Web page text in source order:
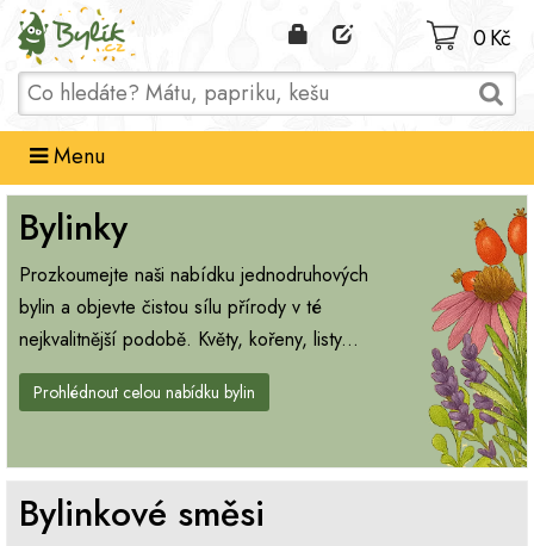
Domů
0 Kč
Menu
Bylinky
Prozkoumejte naši nabídku jednodruhových
bylin a objevte čistou sílu přírody v té
nejkvalitnější podobě. Květy, kořeny, listy...
Prohlédnout celou nabídku bylin
Bylinkové směsi